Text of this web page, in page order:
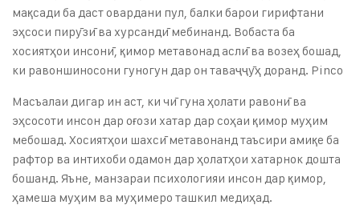
мақсади ба даст овардани пул, балки барои гирифтани
эҳсоси пирӯзӣ ва хурсандӣ мебинанд. Вобаста ба
хосиятҳои инсонӣ, қимор метавонад аслӣ ва возеҳ бошад,
ки равоншиносони гуногун дар он таваҷҷӯҳ доранд. Pinco
Масъалаи дигар ин аст, ки чӣ гуна ҳолати равонӣ ва
эҳсосоти инсон дар оғози хатар дар соҳаи қимор муҳим
мебошад. Хосиятҳои шахсӣ метавонанд таъсири амиқе ба
рафтор ва интихоби одамон дар ҳолатҳои хатарнок дошта
бошанд. Яъне, манзараи психологияи инсон дар қимор,
ҳамеша муҳим ва муҳимеро ташкил медиҳад.